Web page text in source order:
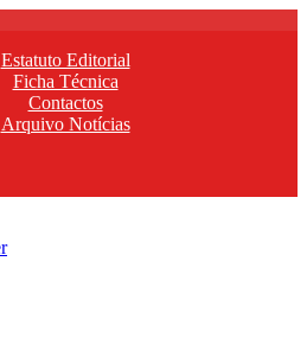
Estatuto Editorial
Ficha Técnica
Contactos
Arquivo Notícias